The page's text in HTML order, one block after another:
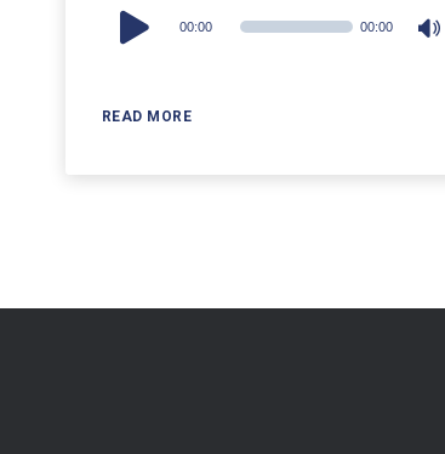
READ MORE
Audio
Player
00:00 00:00